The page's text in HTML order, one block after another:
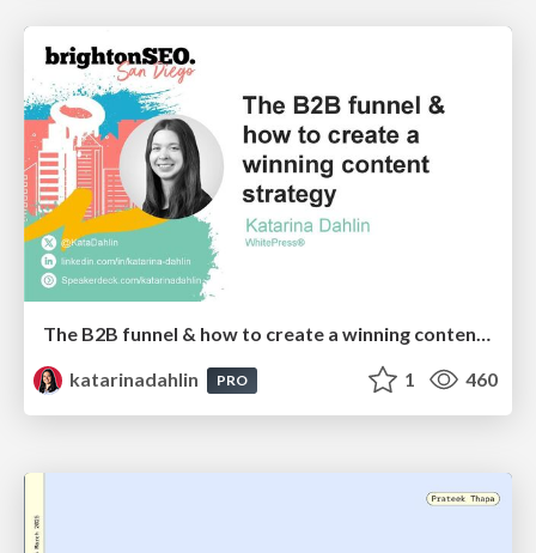
The B2B funnel & how to create a winning content strategy
katarinadahlin
PRO 1 460